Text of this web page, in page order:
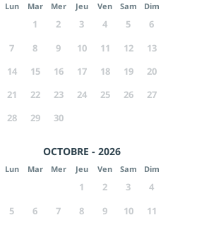
Lun Mar Mer Jeu Ven Sam Dim
1 2 3 4 5
6
7
8 9 10 11 12
13
14
15 16 17 18 19
20
21
22 23 24 25 26
27
28
29 30
OCTOBRE - 2026
Lun Mar Mer Jeu Ven Sam Dim
1 2 3
4
5
6 7 8 9 10
11